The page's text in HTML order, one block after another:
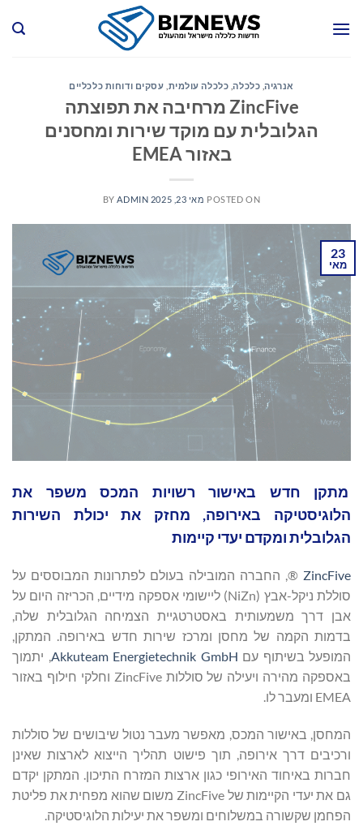
אנרגיה, כלכלה, כלכלה עולמית עסקים ודוחות כלכליים
ZincFive מרחיבה את תפוצתה
הגלובלית עם מוקד שירות ומחסנים
באזור EMEA
POSTED ON מאי 23, 2025 BY ADMIN
23
מאי
מתקן חדש באישור רשויות המכס משפר את
הלוגיסטיקה באירופה, מחזק את יכולת השירות
הגלובלית ומקדם יעדי קיימות
ZincFive ®, החברה המובילה בעולם לפתרונות המבוססים על
סוללת ניקל-אבץ (NiZn) ליישומי אספקה מידיים, הכריזה היום על
אבן דרך משמעותית באסטרטגיית הצמיחה הגלובלית שלה,
בדמות הקמה של מחסן ומרכז שירות חדש באירופה. המתקן,
המופעל בשיתוף עם Akkuteam Energietechnik GmbH, יתמוך
באספקה מהירה ויעילה של סוללות ZincFive וחלקי חילוף באזור
EMEA ומעבר לו.
המחסן, באישור המכס, מאפשר מעבר נטול שיבושים של סוללות
ורכיבים דרך אירופה, תוך פישוט תהליך הייצוא לארצות שאינן
חברות באיחוד האירופי כגון ארצות המזרח התיכון. המתקן יקדם
גם את יעדי הקיימות של ZincFive משום שהוא מפחית את פליטת
הפחמן שקשורה במשלוחים ומשפר את יעילות הלוגיסטיקה.